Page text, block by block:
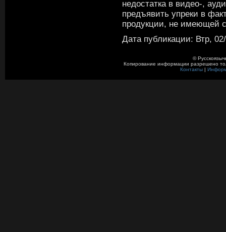
недостатка в видео-,
предъявить упреки в
продукции, не имеющей
Дата публикации: Втр,
©
Копирование информации разрешено
Контакты|